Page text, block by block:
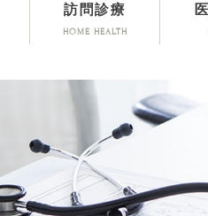
HOME HEALTH
訪問診療